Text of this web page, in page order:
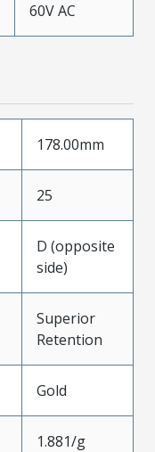
60V AC
178.00mm
25
D (opposite
side)
Superior
Retention
Gold
1.881/g